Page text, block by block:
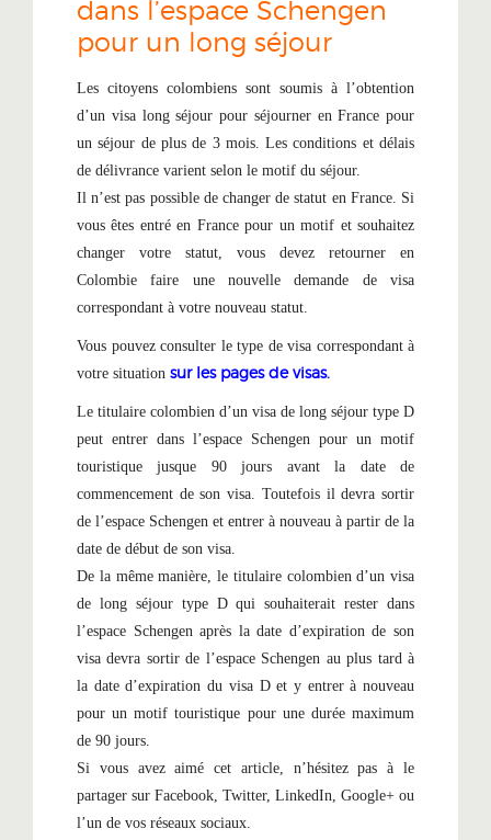
dans l’espace Schengen
pour un long séjour
Les citoyens colombiens sont soumis à l’obtention
d’un visa long séjour pour séjourner en France pour
un séjour de plus de 3 mois. Les conditions et délais
de délivrance varient selon le motif du séjour.
Il n’est pas possible de changer de statut en France. Si
vous êtes entré en France pour un motif et souhaitez
changer votre statut, vous devez retourner en
Colombie faire une nouvelle demande de visa
correspondant à votre nouveau statut.
Vous pouvez consulter le type de visa correspondant à
votre situation sur les pages de visas.
Le titulaire colombien d’un visa de long séjour type D
peut entrer dans l’espace Schengen pour un motif
touristique jusque 90 jours avant la date de
commencement de son visa. Toutefois il devra sortir
de l’espace Schengen et entrer à nouveau à partir de la
date de début de son visa.
De la même manière, le titulaire colombien d’un visa
de long séjour type D qui souhaiterait rester dans
l’espace Schengen après la date d’expiration de son
visa devra sortir de l’espace Schengen au plus tard à
la date d’expiration du visa D et y entrer à nouveau
pour un motif touristique pour une durée maximum
de 90 jours.
Si vous avez aimé cet article, n’hésitez pas à le
partager sur Facebook, Twitter, LinkedIn, Google+ ou
l’un de vos réseaux sociaux.